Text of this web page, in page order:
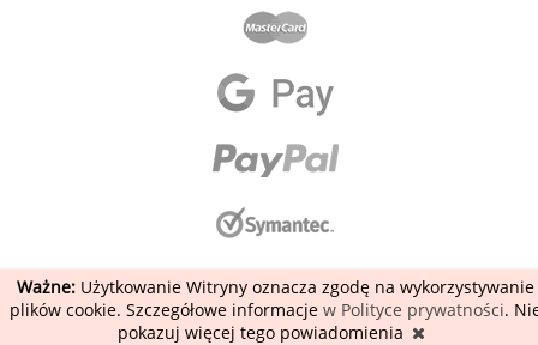
Ważne:Użytkowanie Witryny oznacza zgodę na wykorzystywanie
plików cookie. Szczegółowe informacje w Polityce prywatności.
pokazuj więcej tego powiadomienia